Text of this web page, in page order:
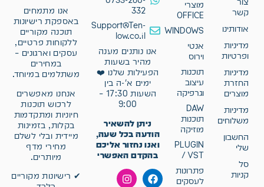
קשר
אודותינו
מדיניות
ופרטיות
מדיניות
החזרת
מוצרים
מדיניות
משלוחים
החשבון
שלי
סל
קניות
מוצרי
OFFICE
WINDOWS
אנטי
וירוס
תוכנות
עיצוב
וגרפיקה
DAW
תוכנות
מוזיקה
PLUGIN
/ VST
פתרונות
לעסקים
332
Support@Ten-
low.co.il
אנו נותנים מענה
מהיר בשעות
הפעילות שלנו ❤️
ימים א'-ה בין
השעות 17:30 –
9:00
ניתן להשאיר
הודעה בכל שעה,
ואנו נחזור אליכם
בהקדם האפשרי
אנו מתמחים
באספקת רישיונות
תוכנה מקוריים
ללקוחות פרטיים,
עסקים וארגונים –
במחירים
משתלמים במיוחד.
אנחנו מאפשרים
לרכוש תוכנות
חיוניות ומתקדמות
בקלות, בזמינות
מיידית ובלי לשלם
מחירי מדף
מיותרים.
✔ רישיונות מקוריים